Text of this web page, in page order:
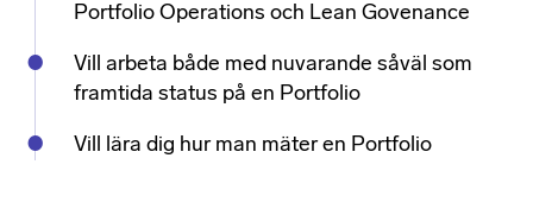
Portfolio Operations och Lean Govenance
Vill arbeta både med nuvarande såväl som
framtida status på en Portfolio
Vill lära dig hur man mäter en Portfolio